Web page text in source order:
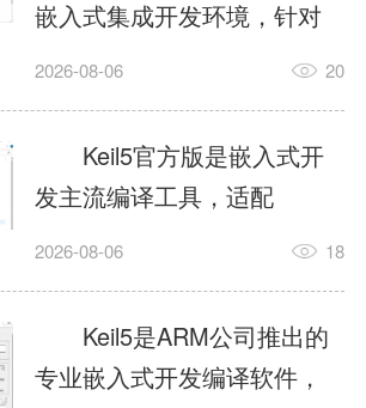
里有海量知识，但没有真正
激发出来实力。而
AgentSkill，就是给AI大脑装
上的一双机械手，它真的能
解决很多问题。1什么是
AgentSkillSkill指...
嵌入式集成开发环境，针对
ARM、51内核单片机提供编
力，代码编译稳定，调试工
具成熟，大量开源项目基于
该平台开发。新项目需要单
独下载对应芯片支持包，新
手配置难度较高，正版商业
授权费用不菲，未授权版本
存在程序容量限制，适合硬
2026-08-06 20
Keil5官方版是嵌入式开
发主流编译工具，适配
STM32、51单片机等多款芯
在线调试、代码仿真，兼容
众多厂商芯片安装包。软件
需要手动添加器件库，初次
2026-08-06 18
Keil5是ARM公司推出的
专业嵌入式开发编译软件，